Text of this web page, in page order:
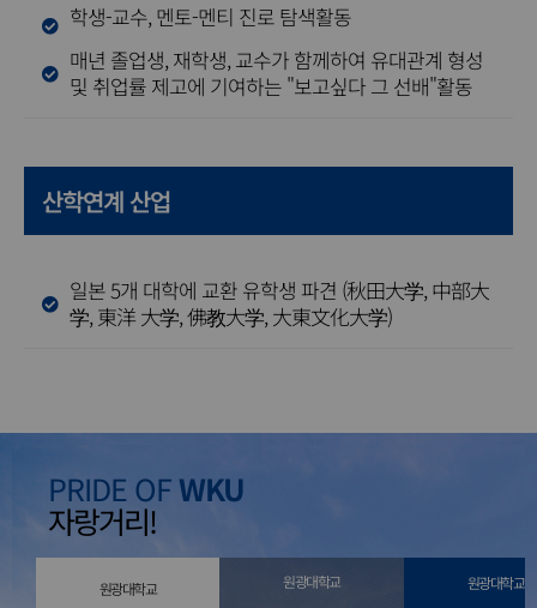
학생-교수, 멘토-멘티 진로 탐색활동
매년 졸업생, 재학생, 교수가 함께하여 유대관계 형성
및 취업률 제고에 기여하는 "보고싶다 그 선배"활동
산학연계 산업
일본 5개 대학에 교환 유학생 파견 (秋田大学, 中部大
学, 東洋 大学, 佛教大学, 大東文化大学)
PRIDE OFWKU
자랑거리!
원광대학교
대상년도:2023
원광대학교
원광대학교